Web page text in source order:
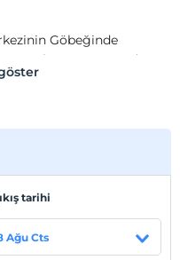
Göbeğinde
Oluşan Binamızda
Güleryüzlü
tarihi
Ağu Cts